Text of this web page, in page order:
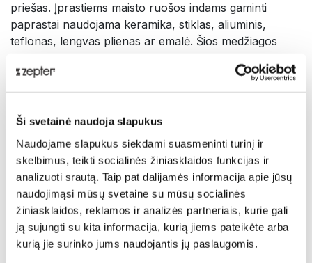
Ši svetainė naudoja slapukus
Naudojame slapukus siekdami suasmeninti turinį ir
skelbimus, teikti socialinės žiniasklaidos funkcijas ir
analizuoti srautą. Taip pat dalijamės informacija apie jūsų
naudojimąsi mūsų svetaine su mūsų socialinės
žiniasklaidos, reklamos ir analizės partneriais, kurie gali
ją sujungti su kita informacija, kurią jiems pateikėte arba
kurią jie surinko jums naudojantis jų paslaugomis.
priešas. Įprastiems maisto ruošos indams gaminti
paprastai naudojama keramika, stiklas, aliuminis,
teflonas, lengvas plienas ar emalė. Šios medžiagos
Tyrimai įrodė, kad nekimbančios dangos ir panašios
medžiagos, kuriomis indo paviršius dengiamas klijavimo
ruošos priemonės gaminamos be pavojingų
medžiagų ir dangų, o nekibus paviršius išgaunamas
taikant specialią technologiją, kuri pakeičia metalo
struktūrą ir yra visiškai saugi jūsų sveikatai. Gilūs
„Master Cookware“ puodai gaminami iš aukščiausios
kokybės „Zepter 316L“ metalo, kurį pagaminti kainuoja
bent 50 % brangiau nei nerūdijantį 18/10 plieną ir kuris
yra žymiai vertingesnis ir neįtikėtinai patvarus. Šis